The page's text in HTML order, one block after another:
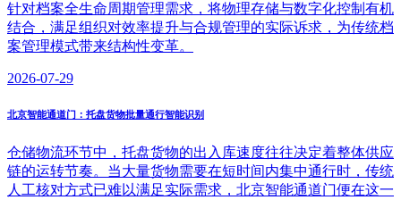
针对档案全生命周期管理需求，将物理存储与数字化控制有机
结合，满足组织对效率提升与合规管理的实际诉求，为传统档
案管理模式带来结构性变革。
2026-07-29
北京智能通道门：托盘货物批量通行智能识别
仓储物流环节中，托盘货物的出入库速度往往决定着整体供应
链的运转节奏。当大量货物需要在短时间内集中通行时，传统
人工核对方式已难以满足实际需求，北京智能通道门便在这一